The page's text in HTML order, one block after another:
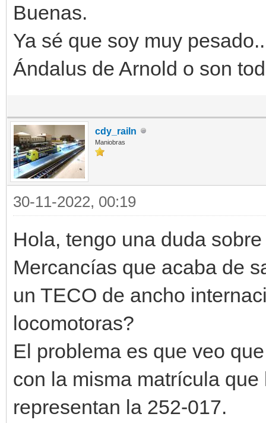
Buenas.
Ya sé que soy muy
Ándalus de Arnold o son
cdy_railn
Maniobras
30-11-2022, 00:19
Hola, tengo una duda
Mercancías que acaba de
un TECO de ancho
locomotoras?
El problema es que veo
con la misma matrícula
representan la 252-017.